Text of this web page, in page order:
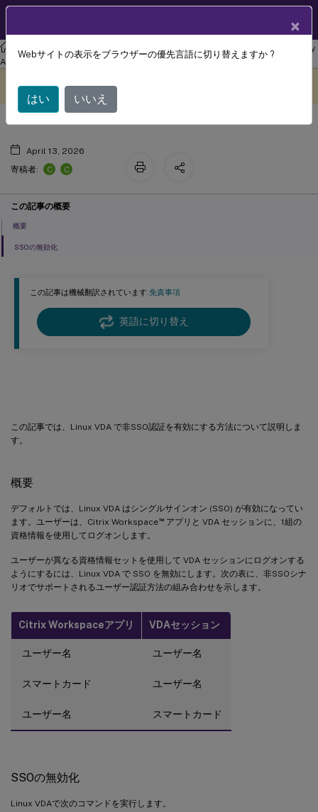
リナックス バーチャル デリバリー エージェント
Linux Virtual Delivery
Agent 2212
この記事は機械翻訳されています.免責事項
英語に切り替え
この記事では、Linux VDA で非SSO認証を有効にする方法について説明しま
す。
概要
デフォルトでは、Linux VDA はシングルサインオン (SSO) が有効になってい
ます。ユーザーは、Citrix Workspace™アプリと VDA セッションに、1組の
資格情報を使用してログオンします。
ユーザーが異なる資格情報セットを使用して VDA セッションにログオンする
ようにするには、Linux VDA で SSO を無効にします。次の表に、非SSOシナ
リオでサポートされるユーザー認証方法の組み合わせを示します。
Citrix Workspaceアプリ VDAセッション
ユーザー名 ユーザー名
スマートカード ユーザー名
ユーザー名 スマートカード
SSOの無効化
Linux VDAで次のコマンドを実行します。
翻訳されています。
非SSO認証
April 13, 2026
寄稿者:
C C
この記事の概要
概要
SSOの無効化
×
Webサイトの表示をブラウザーの優先言語に切り替えますか ?
はい いいえ